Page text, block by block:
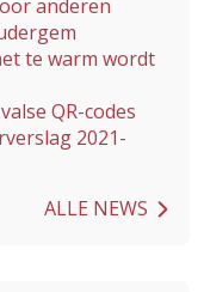
anderen
te warm wordt
QR-codes
2021-
ALLE NEWS